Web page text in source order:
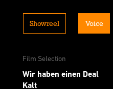
Showreel Voice
Film Selection
Wir haben einen Deal
Kalt